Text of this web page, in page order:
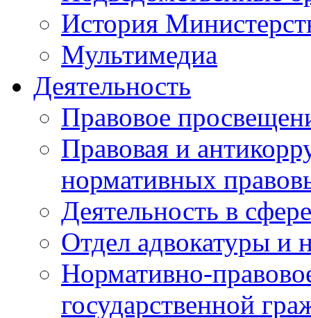
История
Мультимедиа
Деятельность
Правовое
Правовая и
нормативных
Деятельность в
Отдел адвокатуры и
Нормативно-
государственной